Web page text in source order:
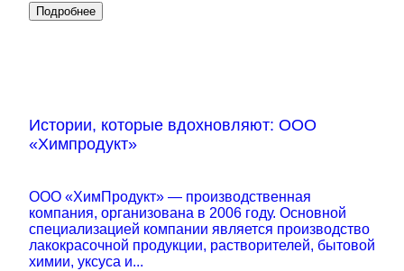
Подробнее
Истории, которые вдохновляют: ООО
«Химпродукт»
ООО «ХимПродукт» — производственная
компания, организована в 2006 году. Основной
специализацией компании является производство
лакокрасочной продукции, растворителей, бытовой
химии, уксуса и...